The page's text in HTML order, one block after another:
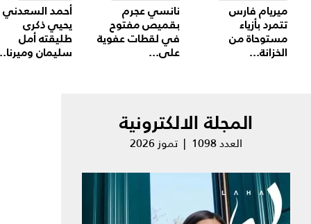
ميريام فارس
تتمرد بأزياء
مستوحاة من
الخزانة...
نانسي عجرم
بقميص مفتوح
في لقطات عفوية
على...
أحمد السعدني
يحيي ذكرى
طليقته أمل
سليمان
المجلة الالكترونية
العدد 1098 | تموز 2026